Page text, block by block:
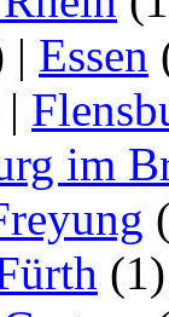
| Essen
|
im